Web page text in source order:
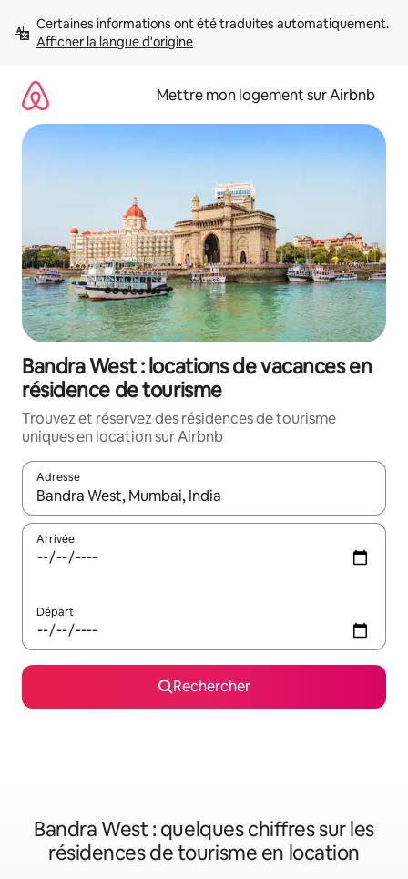
directement
Afficher la langue d'origine
Mettre mon logement sur Airbnb
Bandra West : locations de vacances en
résidence de tourisme
Trouvez et réservez des résidences de tourisme
uniques en location sur Airbnb
Adresse
Lorsque les résultats s'affichent, utilisez les flèches vers le
Arrivée
Départ
Rechercher
Bandra West : quelques chiffres sur les
résidences de tourisme en location